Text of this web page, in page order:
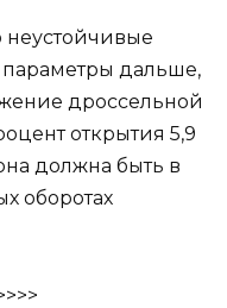
неустойчивые
дальше,
дроссельной
открытия 5,9
должна быть в
оборотах